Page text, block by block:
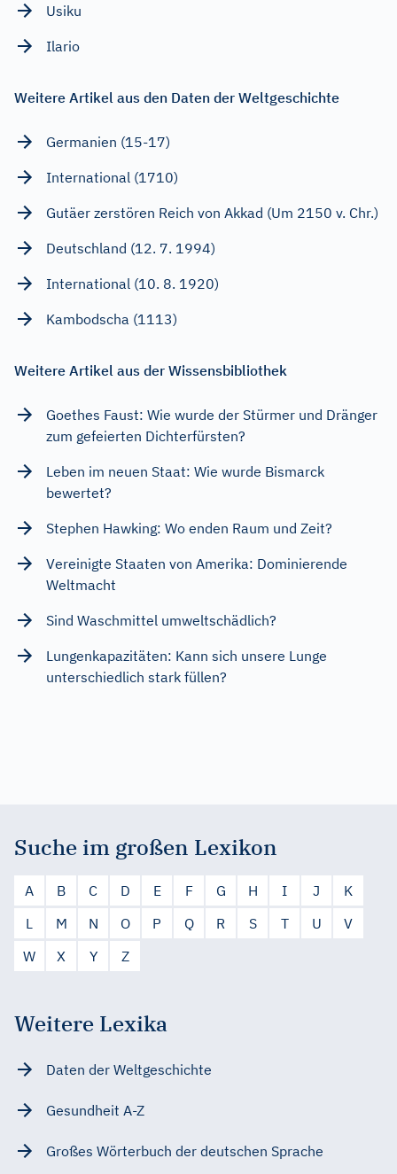
Usiku
Ilario
Weitere Artikel aus den Daten der Weltgeschichte
Germanien (15-17)
International (1710)
Gutäer zerstören Reich von Akkad (Um 2150 v. Chr.)
Deutschland (12. 7. 1994)
International (10. 8. 1920)
Kambodscha (1113)
Weitere Artikel aus der Wissensbibliothek
Goethes Faust: Wie wurde der Stürmer und Dränger
zum gefeierten Dichterfürsten?
Leben im neuen Staat: Wie wurde Bismarck
bewertet?
Stephen Hawking: Wo enden Raum und Zeit?
Vereinigte Staaten von Amerika: Dominierende
Weltmacht
Sind Waschmittel umweltschädlich?
Lungenkapazitäten: Kann sich unsere Lunge
unterschiedlich stark füllen?
Suche im großen Lexikon
A B C D E F G H I J
K
L
M N O P Q R S T U
V
W
X Y Z
Weitere Lexika
Daten der Weltgeschichte
Gesundheit A-Z
Großes Wörterbuch der deutschen Sprache